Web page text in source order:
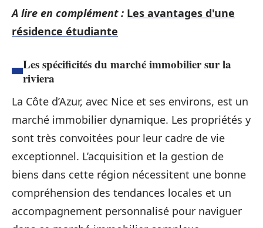
A lire en complément : Les avantages d'une
résidence étudiante
Les spécificités du marché immobilier sur la
riviera
La Côte d’Azur, avec Nice et ses environs, est un
marché immobilier dynamique. Les propriétés y
sont très convoitées pour leur cadre de vie
exceptionnel. L’acquisition et la gestion de
biens dans cette région nécessitent une bonne
compréhension des tendances locales et un
accompagnement personnalisé pour naviguer